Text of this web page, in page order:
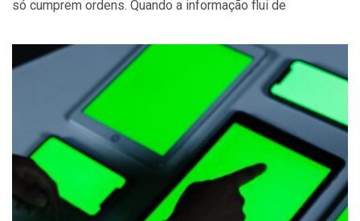
só cumprem ordens. Quando a informação flui de